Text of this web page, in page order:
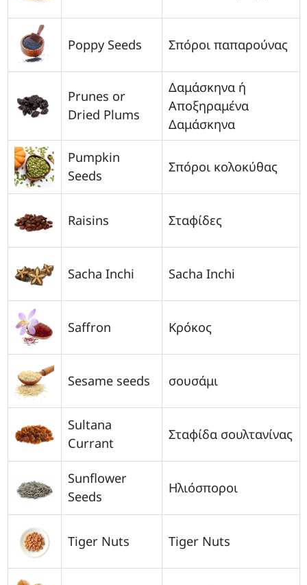
Poppy Seeds Σπόροι παπαρούνας
Prunes or
Dried Plums
Δαμάσκηνα ή
Αποξηραμένα
Δαμάσκηνα
Pumpkin
Seeds
Σπόροι κολοκύθας
Raisins Σταφίδες
Sacha Inchi Sacha Inchi
Saffron Κρόκος
Sesame seeds σουσάμι
Sultana
Currant
Σταφίδα σουλτανίνας
Sunflower
Seeds
Ηλιόσποροι
Tiger Nuts Tiger Nuts